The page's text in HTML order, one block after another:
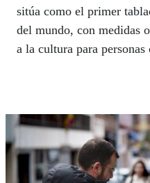
sitúa como el primer
del mundo, con medidas
a la cultura para personas